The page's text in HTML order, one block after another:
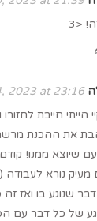
<3
2023 at 23:16
הייתי חייבת
את ההכנת
שיוצא ממנו! קודם
מעיק נורא
שנוגע בו ואז
של כל דבר עם